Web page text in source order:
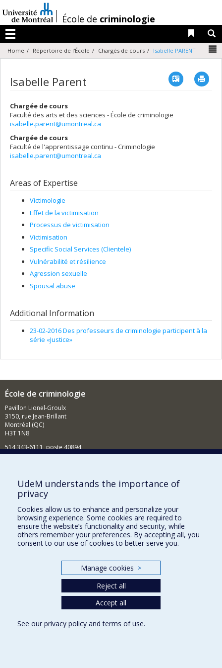
au
contenu
/École de criminologie
Menu
Liens
Home Répertoire de l'École Chargés de cours Isabelle PARENT
Isabelle Parent Vcard
Chargée de cours
Faculté des arts et des sciences - École de criminologie
isabelle.parent@umontreal.ca
Chargée de cours
Faculté de l'apprentissage continu - Criminologie
isabelle.parent@umontreal.ca
Areas of Expertise
Victimologie
Effet de la victimisation
Processus de victimisation
Victimisation
Specific Social Services (Clientele)
Vulnérabilité et résilience
Agression sexuelle
Spousal abuse
Additional Information
23-02-2016 Des professeurs de criminologie participent à la
série «Justice»
École de criminologie
Pavillon Lionel-Groulx
3150, rue Jean-Brillant
Montréal (QC)
H3T 1N8
514 343-6111, poste 40894
Comment soutenir l'École?
BESOIN D'AIDE?
Plan du site
Signaler une erreur
Accessibilité
Nos départements et écoles
UdeM understands the importance of
privacy
Cookies allow us to enhance and personalize your
browsing experience. Some cookies are required to
ensure the website’s functionality and security, while
others remember your preferences. By accepting all, you
consent to our use of cookies to better serve you.
Manage cookies >
Reject all
Accept all
See our privacy policy andterms of use.